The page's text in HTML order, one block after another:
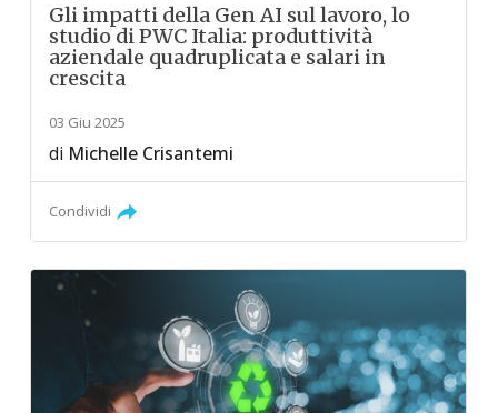
Gli impatti della Gen AI sul lavoro, lo
studio di PWC Italia: produttività
aziendale quadruplicata e salari in
crescita
03 Giu 2025
di Michelle Crisantemi
Condividi